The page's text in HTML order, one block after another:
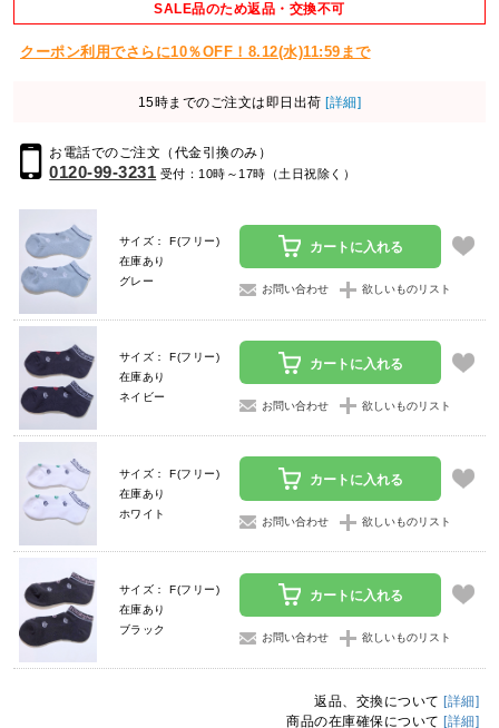
SALE品のため返品・交換不可
クーポン利用でさらに10％OFF！8.12(水)11:59まで
15時までのご注文は即日出荷 [詳細]
お電話でのご注文（代金引換のみ）
0120-99-3231 受付：10時～17時（土日祝除く）
サイズ： F(フリー)
在庫あり
グレー
カートに入れる
お問い合わせ 欲しいものリスト
サイズ： F(フリー)
在庫あり
ネイビー
カートに入れる
お問い合わせ 欲しいものリスト
サイズ： F(フリー)
在庫あり
ホワイト
カートに入れる
お問い合わせ 欲しいものリスト
サイズ： F(フリー)
在庫あり
ブラック
カートに入れる
お問い合わせ 欲しいものリスト
返品、交換について [詳細]
商品の在庫確保について [詳細]